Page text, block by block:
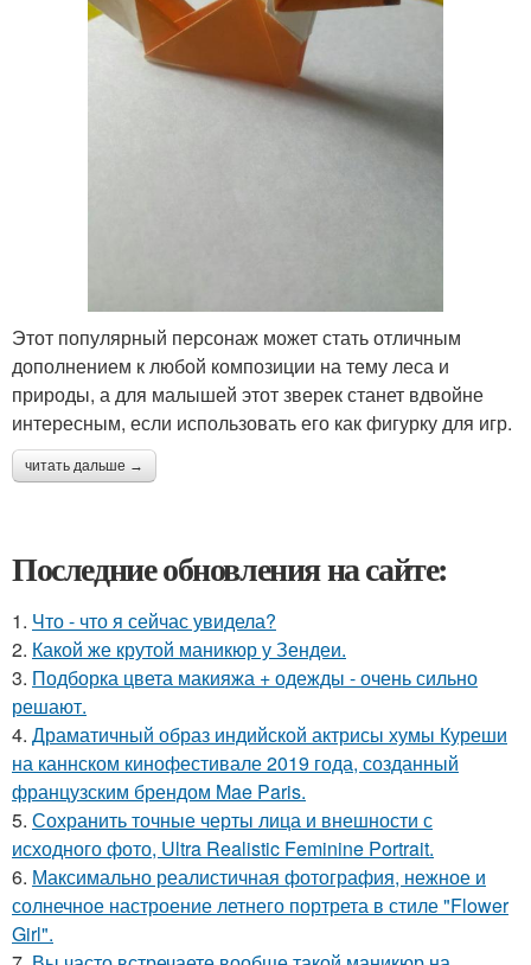
Этот популярный персонаж может стать отличным
дополнением к любой композиции на тему леса и
природы, а для малышей этот зверек станет вдвойне
интересным, если использовать его как фигурку для игр.
читать дальше →
Последние обновления на сайте:
1. Что - что я сейчас увидела?
2. Какой же крутой маникюр у Зендеи.
3. Подборка цвета макияжа + одежды - очень сильно
решают.
4. Драматичный образ индийской актрисы хумы Куреши
на каннском кинофестивале 2019 года, созданный
французским брендом Mae Paris.
5. Сохранить точные черты лица и внешности с
исходного фото, Ultra Realistic Feminine Portrait.
6. Максимально реалистичная фотография, нежное и
солнечное настроение летнего портрета в стиле "Flower
Girl".